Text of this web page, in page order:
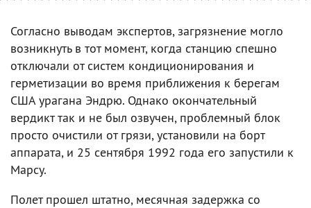
Согласно выводам экспертов, загрязнение могло
возникнуть в тот момент, когда станцию спешно
отключали от систем кондиционирования и
герметизации во время приближения к берегам
США урагана Эндрю. Однако окончательный
вердикт так и не был озвучен, проблемный блок
просто очистили от грязи, установили на борт
аппарата, и 25 сентября 1992 года его запустили к
Марсу.
Полет прошел штатно, месячная задержка со